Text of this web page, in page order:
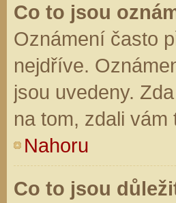
Co to jsou
Oznámení často
nejdříve.
jsou uvedeny.
na tom, zdali
Nahoru
Co to jsou